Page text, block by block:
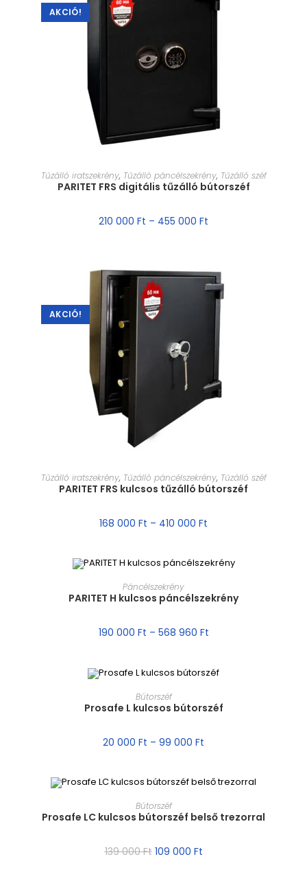
AKCIÓ!
MÉRET VÁLASZTÁSA
Tűzálló iratszekrény, Tűzálló páncélszekrény, Tűzálló széf
PARITET FRS digitális tűzálló bútorszéf
210 000 Ft – 455 000 Ft
AKCIÓ!
MÉRET VÁLASZTÁSA
Tűzálló iratszekrény, Tűzálló páncélszekrény, Tűzálló széf
PARITET FRS kulcsos tűzálló bútorszéf
168 000 Ft – 410 000 Ft
MÉRET VÁLASZTÁSA
Páncélszekrény
PARITET H kulcsos páncélszekrény
190 000 Ft – 568 960 Ft
MÉRET VÁLASZTÁSA
Bútorszéf
Prosafe L kulcsos bútorszéf
20 000 Ft – 99 000 Ft
MÉRET VÁLASZTÁSA
Bútorszéf
Prosafe LC kulcsos bútorszéf belső trezorral
139 000Ft 109 000 Ft